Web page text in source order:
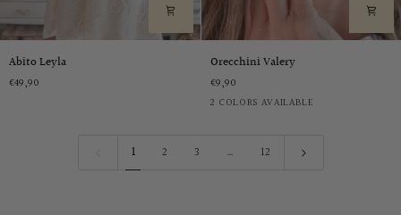
Abito
Leyla
Abito Leyla
€49,90
Orecchini
Valery
Orecchini Valery
€9,90
2 COLORS AVAILABLE
Lilla Carota
1 2 3 … 12